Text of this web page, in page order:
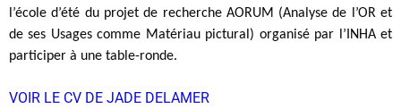
l’école d’été du projet de recherche AORUM (Analyse de l’OR et
de ses Usages comme Matériau pictural) organisé par l’INHA et
participer à une table-ronde.
VOIR LE CV DE JADE DELAMER